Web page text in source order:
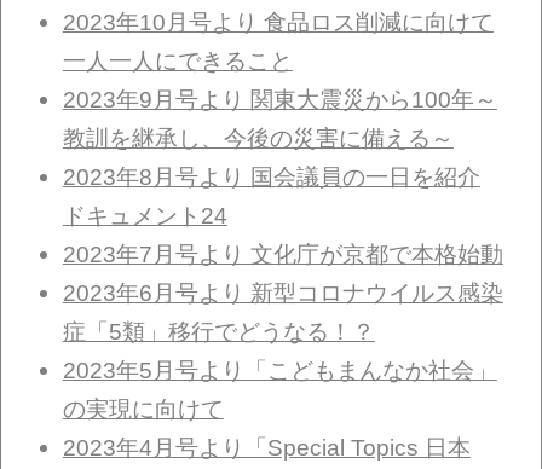
2023年10月号より 食品ロス削減に向けて
一人一人にできること
2023年9月号より 関東大震災から100年～
教訓を継承し、今後の災害に備える～
2023年8月号より 国会議員の一日を紹介
ドキュメント24
2023年7月号より 文化庁が京都で本格始動
2023年6月号より 新型コロナウイルス感染
症「5類」移行でどうなる！？
2023年5月号より「こどもまんなか社会」
の実現に向けて
2023年4月号より「Special Topics 日本